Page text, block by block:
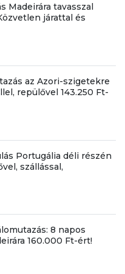
Madeirára tavasszal
járattal és
az Azori-szigetekre
repülővel 143.250 Ft-
Portugália déli részén
szállással,
8 napos
160.000 Ft-ért!